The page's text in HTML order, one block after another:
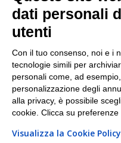
I nostri punti di ritiro
Torino|Milano|Roma
dati personali
utenti
Con il tuo consenso, noi e i
tecnologie simili per
personali come, ad
personalizzazione degli
alla privacy, è possibile
cookie. Clicca su preferenze
Visualizza la Cookie